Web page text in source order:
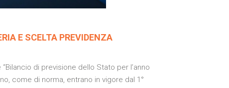
E SCELTA PREVIDENZA
di previsione dello Stato per l’anno
come di norma, entrano in vigore dal 1°